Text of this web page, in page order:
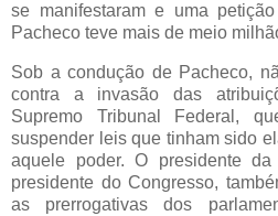
se manifestaram e uma
Pacheco teve mais de meio
Sob a condução de Pacheco,
contra a invasão das
Supremo Tribunal Federal,
suspender leis que tinham sido
aquele poder. O presidente
presidente do Congresso,
as prerrogativas dos